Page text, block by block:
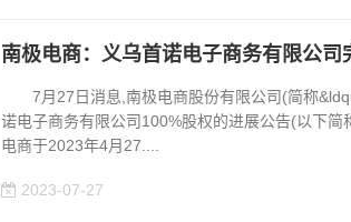
南极电商：义乌首诺电子商务有限公司
7月27日消息,南极电商股份有限公司(简称
诺电子商务有限公司100%股权的进展公告(以
电商于2023年4月27....
2023-07-27